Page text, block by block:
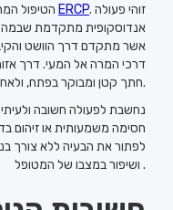
ERCP. זוהי פעולה
אנדוסקופית מתקדמת
אשר מתקדם דרך הוושט
דרכי המרה אל המעי. דרך
חתך קטן ומבוקר בפתח, ולאחר מכן לשלוף את האבנים החוצה.
חסימה משמעותית או זיהום
לפתור את הבעיה ללא צורך
ושיפור במצבו של המטופל .